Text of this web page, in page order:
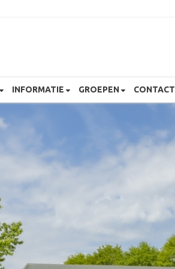
INFORMATIE GROEPEN CONTACT